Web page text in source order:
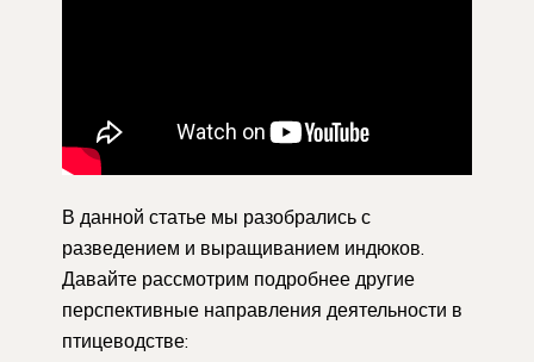
В данной статье мы разобрались с
разведением и выращиванием индюков.
Давайте рассмотрим подробнее другие
перспективные направления деятельности в
птицеводстве: